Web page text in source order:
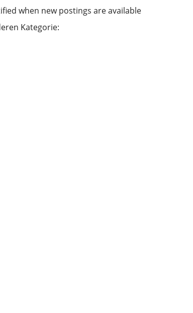
when new postings are available
Kategorie: